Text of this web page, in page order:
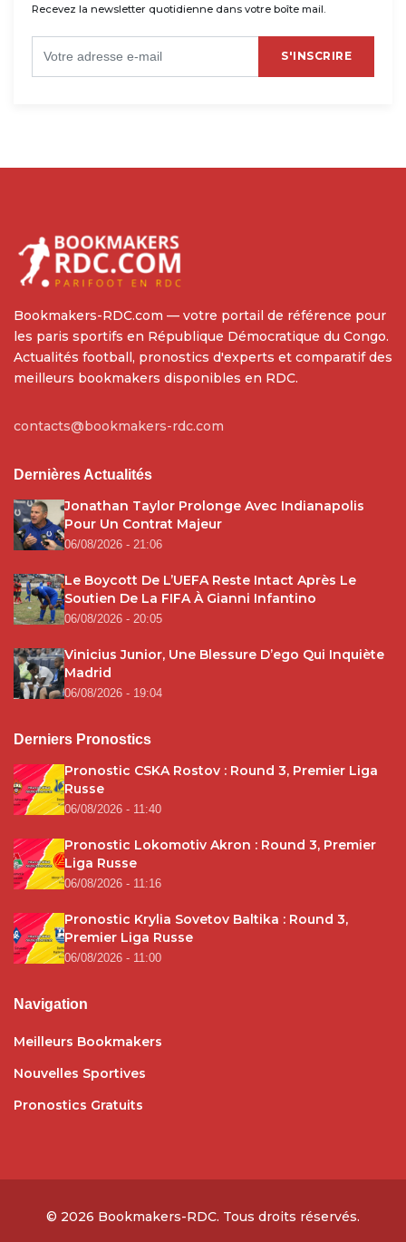
Recevez la newsletter quotidienne dans votre boîte mail.
S'INSCRIRE
Bookmakers-RDC.com — votre portail de référence pour
les paris sportifs en République Démocratique du Congo.
Actualités football, pronostics d'experts et comparatif des
meilleurs bookmakers disponibles en RDC.
contacts@bookmakers-rdc.com
Dernières Actualités
Jonathan Taylor Prolonge Avec Indianapolis
Pour Un Contrat Majeur
06/08/2026 - 21:06
Le Boycott De L’UEFA Reste Intact Après Le
Soutien De La FIFA À Gianni Infantino
06/08/2026 - 20:05
Vinicius Junior, Une Blessure D’ego Qui Inquiète
Madrid
06/08/2026 - 19:04
Derniers Pronostics
Pronostic CSKA Rostov : Round 3, Premier Liga
Russe
06/08/2026 - 11:40
Pronostic Lokomotiv Akron : Round 3, Premier
Liga Russe
06/08/2026 - 11:16
Pronostic Krylia Sovetov Baltika : Round 3,
Premier Liga Russe
06/08/2026 - 11:00
Navigation
Meilleurs Bookmakers
Nouvelles Sportives
Pronostics Gratuits
© 2026 Bookmakers-RDC. Tous droits réservés.